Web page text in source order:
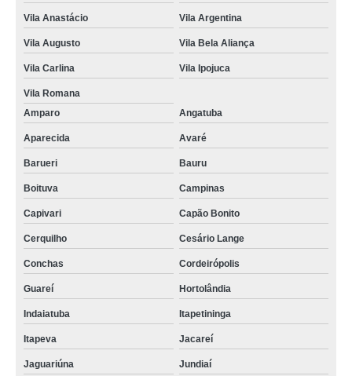
Vila Anastácio Vila Argentina
Vila Augusto Vila Bela Aliança
Vila Carlina Vila Ipojuca
Vila Romana
Amparo
Angatuba
Aparecida Avaré
Barueri Bauru
Boituva Campinas
Capivari Capão Bonito
Cerquilho Cesário Lange
Conchas Cordeirópolis
Guareí Hortolândia
Indaiatuba Itapetininga
Itapeva Jacareí
Jaguariúna Jundiaí